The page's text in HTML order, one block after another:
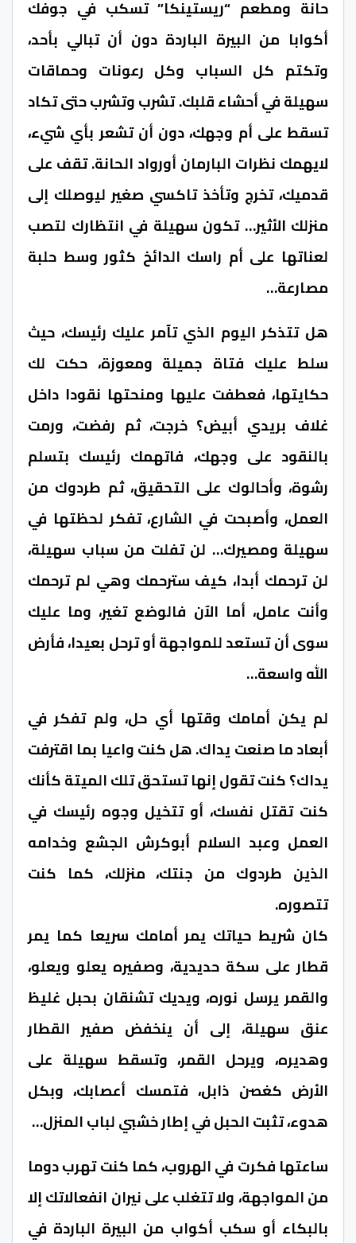
حانة ومطعم “ريستينكا” تسكب في جوفك
أكوابا من البيرة الباردة دون أن تبالي بأحد،
وتكتم كل السباب وكل رعونات وحماقات
سهيلة في أحشاء قلبك. تشرب وتشرب حتى تكاد
تسقط على أم وجهك، دون أن تشعر بأي شيء،
لايهمك نظرات البارمان أورواد الحانة. تقف على
قدميك، تخرج وتأخذ تاكسي صغير ليوصلك إلى
منزلك الأثير… تكون سهيلة في انتظارك لتصب
لعناتها على أم راسك الدائخ كثور وسط حلبة
مصارعة…
هل تتذكر اليوم الذي تآمر عليك رئيسك، حيث
سلط عليك فتاة جميلة ومعوزة، حكت لك
حكايتها، فعطفت عليها ومنحتها نقودا داخل
غلاف بريدي أبيض؟ خرجت، ثم رفضت، ورمت
بالنقود على وجهك، فاتهمك رئيسك بتسلم
رشوة، وأحالوك على التحقيق، ثم طردوك من
العمل، وأصبحت في الشارع، تفكر لحظتها في
سهيلة ومصيرك… لن تفلت من سباب سهيلة،
لن ترحمك أبدا، كيف سترحمك وهي لم ترحمك
وأنت عامل، أما الآن فالوضع تغير، وما عليك
سوى أن تستعد للمواجهة أو ترحل بعيدا، فأرض
الله واسعة…
لم يكن أمامك وقتها أي حل، ولم تفكر في
أبعاد ما صنعت يداك. هل كنت واعيا بما اقترفت
يداك؟ كنت تقول إنها تستحق تلك الميتة كأنك
كنت تقتل نفسك، أو تتخيل وجوه رئيسك في
العمل وعبد السلام أبوكرش الجشع وخدامه
الذين طردوك من جنتك، منزلك، كما كنت
تتصوره.
كان شريط حياتك يمر أمامك سريعا كما يمر
قطار على سكة حديدية، وصفيره يعلو ويعلو،
والقمر يرسل نوره، ويديك تشنقان بحبل غليظ
عنق سهيلة، إلى أن ينخفض صفير القطار
وهديره، ويرحل القمر، وتسقط سهيلة على
الأرض كغصن ذابل، فتمسك أعصابك، وبكل
هدوء، تثبت الحبل في إطار خشبي لباب المنزل…
ساعتها فكرت في الهروب، كما كنت تهرب دوما
من المواجهة، ولا تتغلب على نيران انفعالاتك إلا
بالبكاء أو سكب أكواب من البيرة الباردة في